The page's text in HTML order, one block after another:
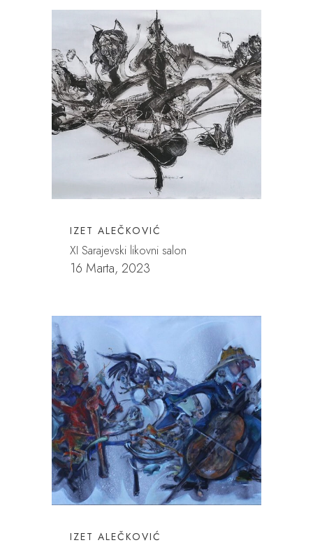
IZET ALEČKOVIĆ
XI Sarajevski likovni salon
16 Marta, 2023
IZET ALEČKOVIĆ